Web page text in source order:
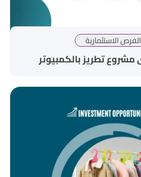
الفرص الاستثمارية
تطريز بالكمبيوتر